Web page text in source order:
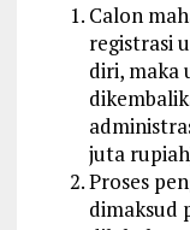
Calon
registrasi
diri, maka
juta
Proses
dimaksud